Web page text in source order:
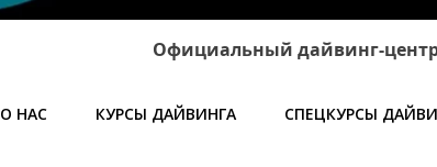
Официальный дайвинг-центр
О НАС КУРСЫ ДАЙВИНГА СПЕЦКУРСЫ